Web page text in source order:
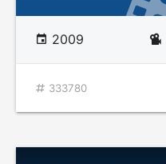
2009
333780